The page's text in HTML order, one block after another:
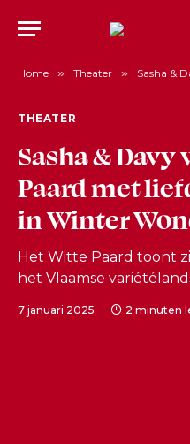
Home » Theater » Sasha & Davy
THEATER
Sasha &
Paard met
in Winter
Het Witte Paard toont
het Vlaamse
7 januari 2025 2 minuten